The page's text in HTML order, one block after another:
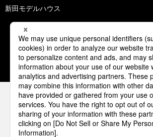
新田モデルハウス
1 2 3 4 5
パナソニックの電気設備 SNSア